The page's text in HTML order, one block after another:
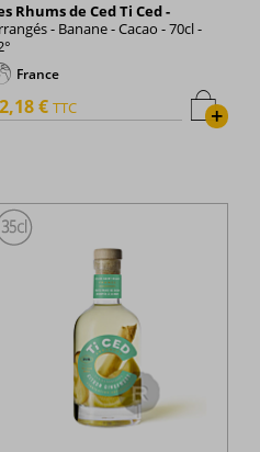
Rhums de Ced Ti Ced -
- Banane - Cacao - 70cl -
France
+
€ TTC